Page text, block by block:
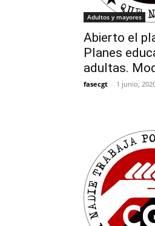
Adultos y mayores
Abierto el
Planes
adultas.
fasecgt - 1 junio,